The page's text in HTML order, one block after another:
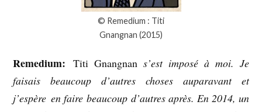
© Remedium : Titi
Gnangnan (2015)
Remedium: Titi Gnangnan s’est imposé à moi. Je
faisais beaucoup d’autres choses auparavant et
j’espère en faire beaucoup d’autres après. En 2014, un